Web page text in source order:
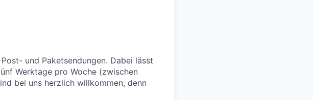
und Paketsendungen. Dabei lässt
Werktage pro Woche (zwischen
bei uns herzlich willkommen, denn